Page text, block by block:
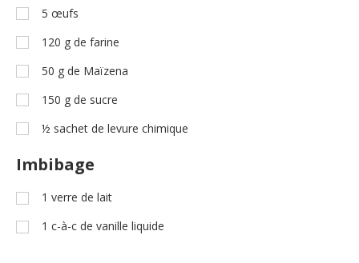
5 œufs
120 g de farine
50 g de Maïzena
150 g de sucre
½ sachet de levure chimique
Imbibage
1 verre de lait
1 c-à-c de vanille liquide